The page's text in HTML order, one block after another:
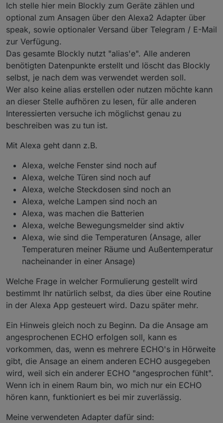
Ich stelle hier mein Blockly zum Geräte zählen und
optional zum Ansagen über den Alexa2 Adapter über
speak, sowie optionaler Versand über Telegram / E-Mail
zur Verfügung.
Das gesamte Blockly nutzt "alias'e". Alle anderen
benötigten Datenpunkte erstellt und löscht das Blockly
selbst, je nach dem was verwendet werden soll.
Wer also keine alias erstellen oder nutzen möchte kann
an dieser Stelle aufhören zu lesen, für alle anderen
Interessierten versuche ich möglichst genau zu
beschreiben was zu tun ist.
Mit Alexa geht dann z.B.
Alexa, welche Fenster sind noch auf
Alexa, welche Türen sind noch auf
Alexa, welche Steckdosen sind noch an
Alexa, welche Lampen sind noch an
Alexa, was machen die Batterien
Alexa, welche Bewegungsmelder sind aktiv
Alexa, wie sind die Temperaturen (Ansage, aller
Temperaturen meiner Räume und Außentemperatur
nacheinander in einer Ansage)
Welche Frage in welcher Formulierung gestellt wird
bestimmt Ihr natürlich selbst, da dies über eine Routine
in der Alexa App gesteuert wird. Dazu später mehr.
Ein Hinweis gleich noch zu Beginn. Da die Ansage am
angesprochenen ECHO erfolgen soll, kann es
vorkommen, das, wenn es mehrere ECHO's in Hörweite
gibt, die Ansage an einem anderen ECHO ausgegeben
wird, weil sich ein anderer ECHO "angesprochen fühlt".
Wenn ich in einem Raum bin, wo mich nur ein ECHO
hören kann, funktioniert es bei mir zuverlässig.
Meine verwendeten Adapter dafür sind: